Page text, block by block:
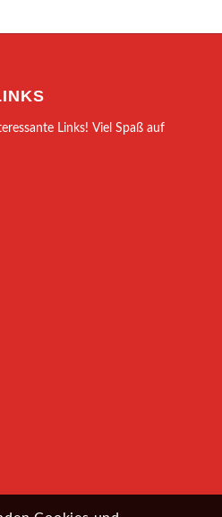
Links! Viel Spaß auf